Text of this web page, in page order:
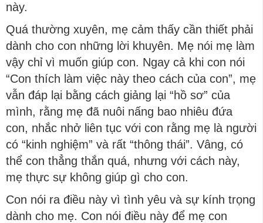
này.
Quá thường xuyên, mẹ cảm thấy cần thiết phải
dành cho con những lời khuyên. Mẹ nói mẹ làm
vậy chỉ vì muốn giúp con. Ngay cả khi con nói
“Con thích làm việc này theo cách của con”, mẹ
vẫn đáp lại bằng cách giảng lại “hồ sơ” của
mình, rằng mẹ đã nuôi nấng bao nhiêu đứa
con, nhắc nhở liên tục với con rằng mẹ là người
có “kinh nghiệm” và rất “thông thái”. Vâng, có
thể con thẳng thắn quá, nhưng với cách này,
mẹ thực sự không giúp gì cho con.
Con nói ra điều này vì tình yêu và sự kính trọng
dành cho mẹ. Con nói điều này để mẹ con